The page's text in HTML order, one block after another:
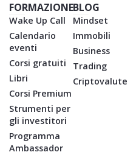
FORMAZIONE
Wake Up Call
Calendario
eventi
Corsi gratuiti
Libri
Corsi Premium
Strumenti per
gli investitori
Programma
Ambassador
BLOG
Mindset
Immobili
Business
Trading
Criptovalute